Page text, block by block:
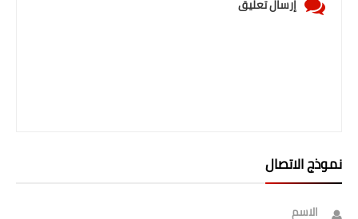
إرسال تعليق
نموذج الاتصال
الاسم